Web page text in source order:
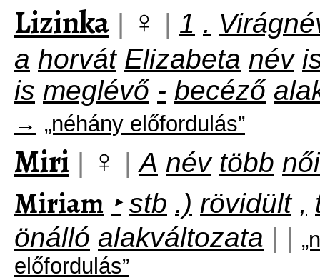
Lizinka | ♀ | 1 .
a horvát Elizabeta név
is meglévő - becéző
→ „néhány előfordulás”
Miri | ♀ | A név több női
Miriam ‣ stb .) rövidült ,
önálló alakváltozata | |
előfordulás”